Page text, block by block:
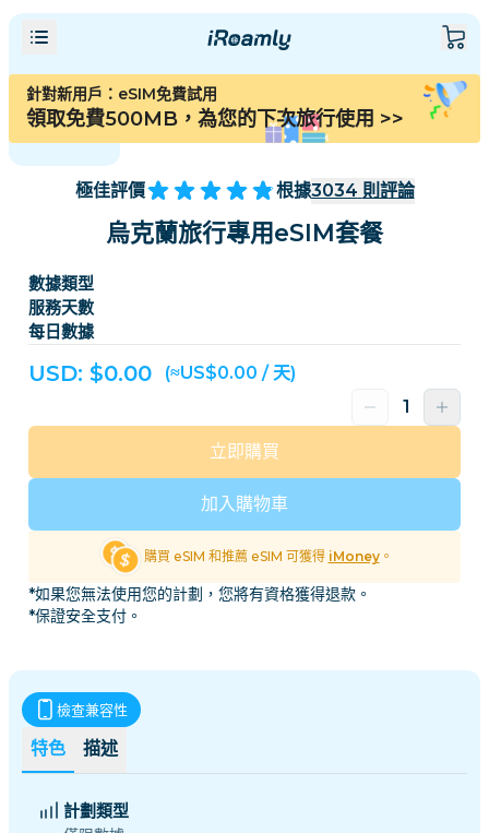
針對新用戶：eSIM免費試用
領取免費500MB，為您的下次旅行使用 >>
極佳評價 根據3034 則評論
烏克蘭旅行專用eSIM套餐
數據類型
服務天數
每日數據
USD: $0.00 (≈US$0.00 / 天)
加入購物車
立即購買
購買 eSIM 和推薦 eSIM 可獲得 iMoney。
*如果您無法使用您的計劃，您將有資格獲得退款。
*保證安全支付。
特色 描述
檢查兼容性
計劃類型